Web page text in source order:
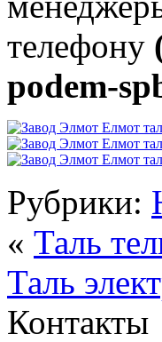
телефону
podem-
Рубрики:
« Таль
Таль
Контакты